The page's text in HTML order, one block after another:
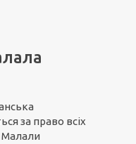
за право всіх
Малали